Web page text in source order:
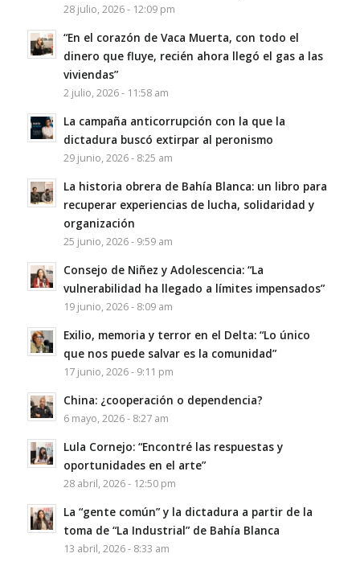
28 julio, 2026 - 12:09 pm
“En el corazón de Vaca Muerta, con todo el
dinero que fluye, recién ahora llegó el gas a las
viviendas”
2 julio, 2026 - 11:58 am
La campaña anticorrupción con la que la
dictadura buscó extirpar al peronismo
29 junio, 2026 - 8:25 am
La historia obrera de Bahía Blanca: un libro para
recuperar experiencias de lucha, solidaridad y
organización
25 junio, 2026 - 9:59 am
Consejo de Niñez y Adolescencia: “La
vulnerabilidad ha llegado a límites impensados”
19 junio, 2026 - 8:09 am
Exilio, memoria y terror en el Delta: “Lo único
que nos puede salvar es la comunidad”
17 junio, 2026 - 9:11 pm
China: ¿cooperación o dependencia?
6 mayo, 2026 - 8:27 am
Lula Cornejo: “Encontré las respuestas y
oportunidades en el arte”
28 abril, 2026 - 12:50 pm
La “gente común” y la dictadura a partir de la
toma de “La Industrial” de Bahía Blanca
13 abril, 2026 - 8:33 am